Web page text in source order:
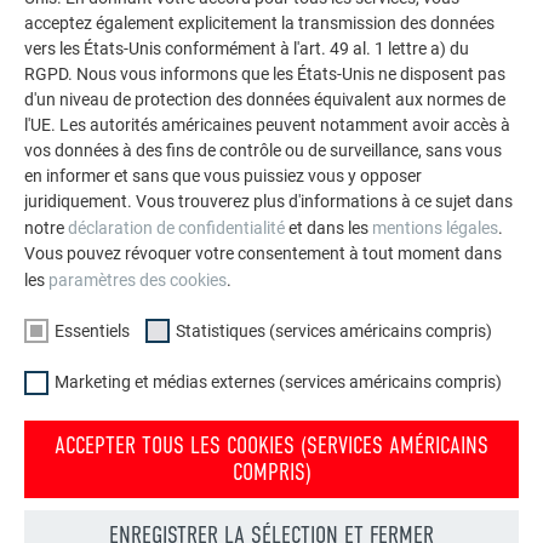
durables de PREFA pour toitures, systèmes solaires et
façades.
VOIR DAVANTAGE DE RÉFÉRENCES
acceptez également explicitement la transmission des données
vers les États-Unis conformément à l'art. 49 al. 1 lettre a) du
RGPD. Nous vous informons que les États-Unis ne disposent pas
d'un niveau de protection des données équivalent aux normes de
l'UE. Les autorités américaines peuvent notamment avoir accès à
vos données à des fins de contrôle ou de surveillance, sans vous
en informer et sans que vous puissiez vous y opposer
juridiquement. Vous trouverez plus d'informations à ce sujet dans
notredéclaration de confidentialitéet dans les mentions légales.
Vous pouvez révoquer votre consentement à tout moment dans
les paramètres des cookies.
Essentiels Statistiques (services américains compris)
Marketing et médias externes (services américains compris)
ACCEPTER TOUS LES COOKIES (SERVICES AMÉRICAINS
COMPRIS)
ENREGISTRER LA SÉLECTION ET FERMER